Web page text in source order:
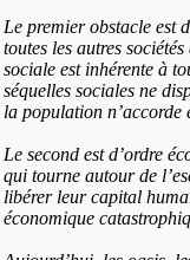
Le premier obstacle est
toutes les autres sociétés
sociale est inhérente à
séquelles sociales ne
la population n’accorde
Le second est d’ordre
qui tourne autour de
libérer leur capital
économique